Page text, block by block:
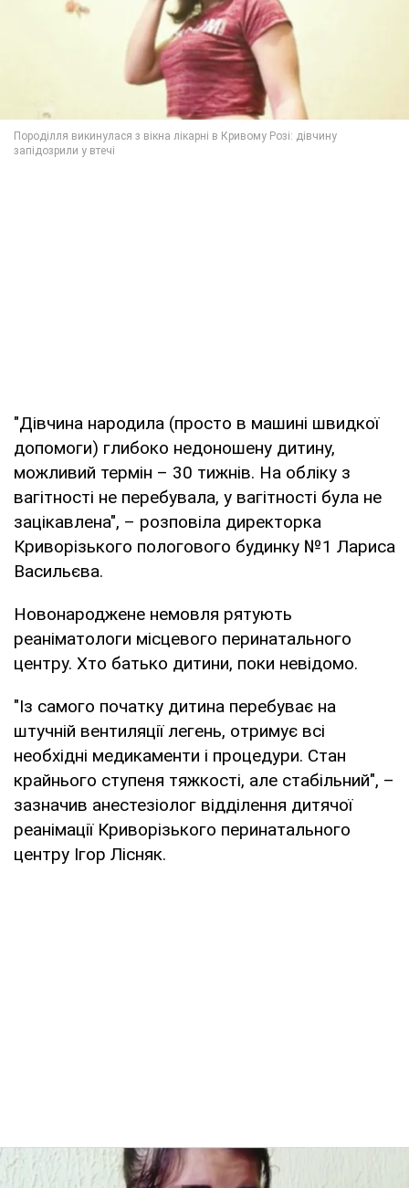
"Дівчина народила (просто в машині швидкої
допомоги) глибоко недоношену дитину,
можливий термін – 30 тижнів. На обліку з
вагітності не перебувала, у вагітності була не
зацікавлена", – розповіла директорка
Криворізького пологового будинку №1 Лариса
Васильєва.
Новонароджене немовля рятують
реаніматологи місцевого перинатального
центру. Хто батько дитини, поки невідомо.
"Із самого початку дитина перебуває на
штучній вентиляції легень, отримує всі
необхідні медикаменти і процедури. Стан
крайнього ступеня тяжкості, але стабільний", –
зазначив анестезіолог відділення дитячої
реанімації Криворізького перинатального
центру Ігор Лісняк.